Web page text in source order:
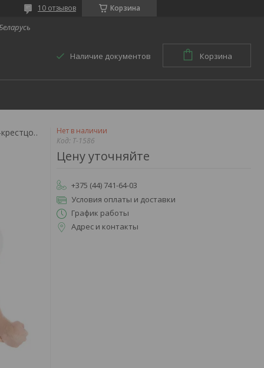
Корзина
10 отзывов
Наличие документов Корзина
Корсет ортопедический пояснично-крестцовый т-1586
Нет в наличии
Код: Т-1586
Цену уточняйте
+375 (44) 741-64-03
Условия оплаты и доставки
График работы
Адрес и контакты